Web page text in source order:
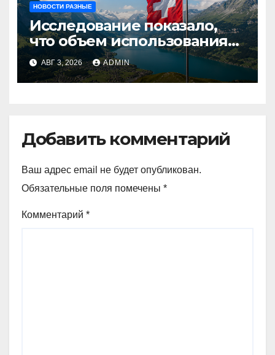
НОВОСТИ РАЗНЫЕ
Исследование показало,
что объем использования
криптовалют в Швейцарии
в два раза превышает
аналогичный показатель в
АВГ 3, 2026 ADMIN
Добавить комментарий
Ваш адрес email не будет опубликован.
Обязательные поля помечены *
Комментарий *